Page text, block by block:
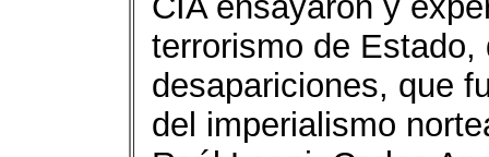
terrorismo de
desapariciones, que
del imperialismo